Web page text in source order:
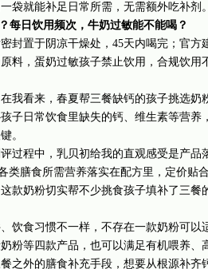
袋就能补足日常所需，无需额外吃补剂
每日饮用频次，牛奶过敏能不能喝？
封置于阴凉干燥处，45天内喝完；官方
料，蛋奶过敏孩子禁止饮用，合规饮用
我看来，春夏帮三餐缺钙的孩子挑选奶
子日常饮食里缺失的钙、维生素等营养
。
过程中，乳贝初给我的直观感受是产品
类膳食所需营养落实在配方里，定价贴
款奶粉切实帮不少挑食孩子填补了三餐
饮食习惯不一样，不存在一款奶粉可以
粉等四款产品，也可以满足有机喂养、
之外的膳食补充手段，想要从根源补齐